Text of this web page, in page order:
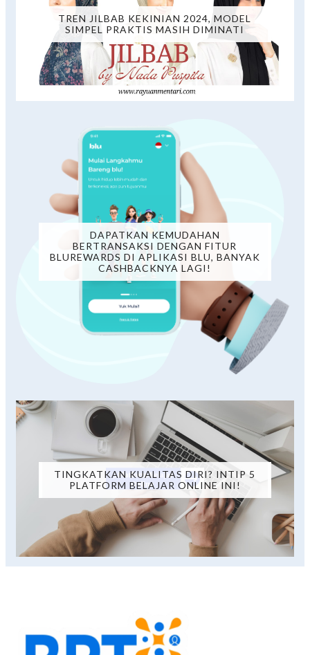
TREN JILBAB KEKINIAN 2024, MODEL
SIMPEL PRAKTIS MASIH DIMINATI
DAPATKAN KEMUDAHAN
BERTRANSAKSI DENGAN FITUR
BLUREWARDS DI APLIKASI BLU, BANYAK
CASHBACKNYA LAGI!
TINGKATKAN KUALITAS DIRI? INTIP 5
PLATFORM BELAJAR ONLINE INI!